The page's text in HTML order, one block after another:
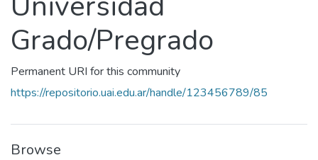
Grado/Pregrado
Permanent URI for this community
https://repositorio.uai.edu.ar/handle/123456789/85
Browse